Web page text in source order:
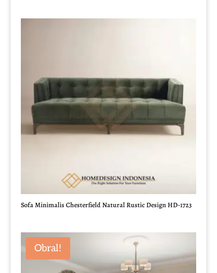
Sofa Minimalis Chesterfield Natural Rustic Design HD-1723
Obral!